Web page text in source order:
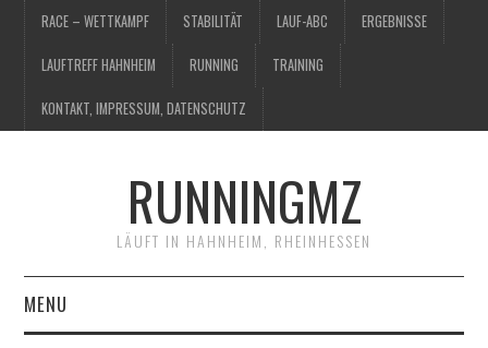
RACE – WETTKAMPF STABILITÄT LAUF-ABC ERGEBNISSE
LAUFTREFF HAHNHEIM RUNNING TRAINING
KONTAKT, IMPRESSUM, DATENSCHUTZ
RUNNINGMZ
LÄUFT IN HAHNHEIM, RHEINHESSEN
MENU